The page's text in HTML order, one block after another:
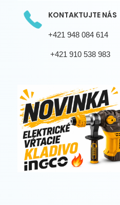
KONTAKTUJTE NÁS
+421 948 084 614
+421 910 538 983